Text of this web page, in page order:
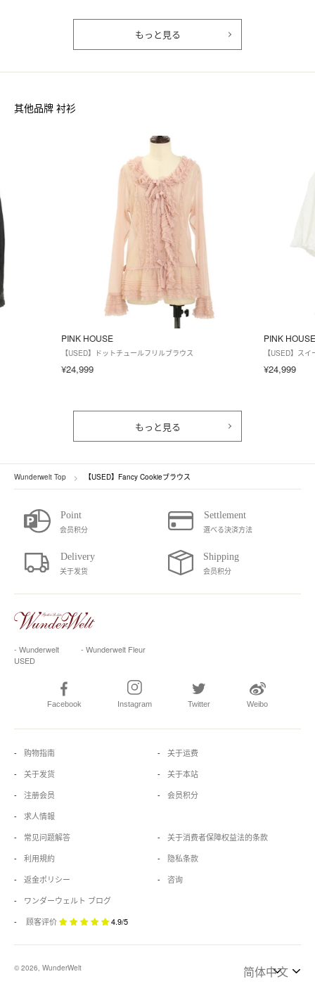
もっと見る
其他品牌 衬衫
PINK HOUSE
【USED】ドットチュールフリルブラウス
¥24,999
PINK
【USED】ス
¥24,999
もっと見る
Wunderwelt Top 【USED】Fancy Cookieブラウス
会员积分 選べる決済方法
关于发货 会员积分
- Wunderwelt
USED
- Wunderwelt Fleur
Facebook Instagram Twitter Weibo
购物指南
关于运费
关于发货
关于本站
注册会员
会员积分
求人情報
常见问题解答
关于消费者保障权益法的条款
利用規約
隐私条款
返金ポリシー
咨询
ワンダーウェルト ブログ
顾客评价
4.9/5
© 2026, WunderWelt